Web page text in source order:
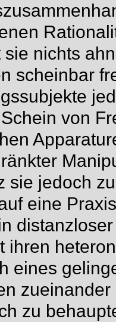
sie nichts
scheinbar
von
sie jedoch
eine
ihren
eines
zu